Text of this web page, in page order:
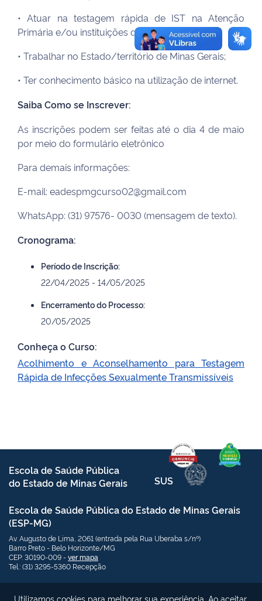
• Atuar na testagem rápida de IST na Atenção
Primária e/ou instituições que realizam o teste;
• Trabalhar no Estado/território de Minas Gerais;
• Ter conhecimento básico na utilização de internet.
Saiba Como se Inscrever:
As inscrições podem ser feitas até o dia 4 de maio
por meio do formulário eletrônico
Para demais informações:
E-mail: eadespmgcurso02@gmail.com
WhatsApp: (31) 97576- 0030 (mensagem de texto).
Cronograma:
Período de Inscrição:
22/04/2025 - 14/05/2025
Encerramento do Processo:
20/05/2025
Conheça o Curso:
Acolhimento e Aconselhamento para Testagem
Rápida de Infecções Sexualmente Transmissíveis
Escola de Saúde Pública
do Estado de Minas Gerais
SUS
Escola de Saúde Pública do Estado de Minas Gerais
(ESP-MG)
Av. Augusto de Lima, 2061 (entrada pela Rua Uberaba s/nº)
Barro Preto - Belo Horizonte/MG
CEP: 30190-009 -ver mapa
Tel.: (31) 3295-5360 Recepção
Utilizamos cookies para melhorar sua experiência. Ao aceitar,